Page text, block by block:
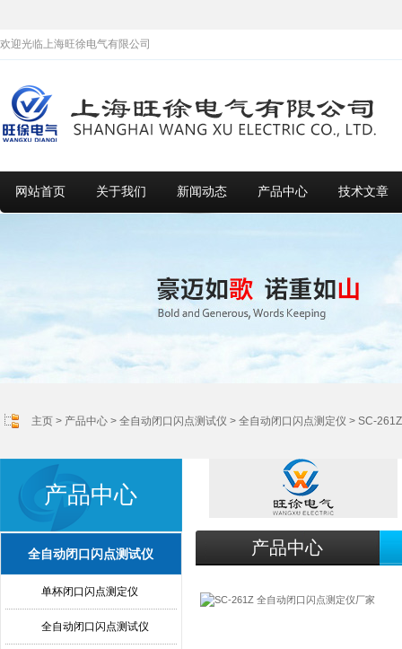
欢迎光临上海旺徐电气有限公司
网站首页 关于我们 新闻动态 产品中心 技术文章
主页 > 产品中心 > 全自动闭口闪点测试仪 > 全自动闭口闪点测定仪 > SC-
产品中心
全自动闭口闪点测试仪
单杯闭口闪点测定仪
全自动闭口闪点测试仪
产品中心